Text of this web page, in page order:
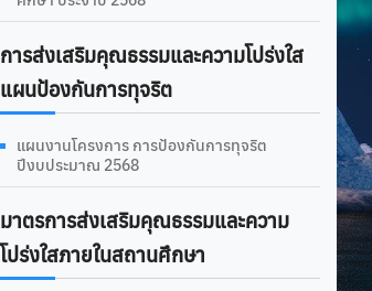
การส่งเสริมคุณธรรมและความโปร่งใส
แผนป้องกันการทุจริต
แผนงานโครงการ การป้องกันการทุจริต
ปีงบประมาณ 2568
มาตรการส่งเสริมคุณธรรมและความ
โปร่งใสภายในสถานศึกษา